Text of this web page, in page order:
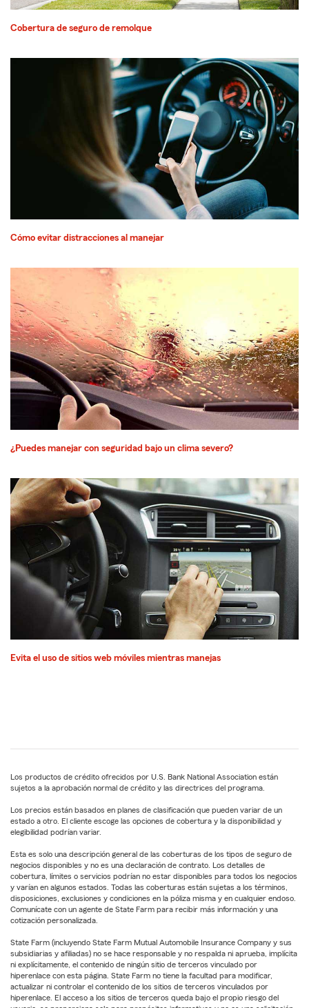
Cobertura de seguro de remolque
Cómo evitar distracciones al manejar
¿Puedes manejar con seguridad bajo un clima severo?
Evita el uso de sitios web móviles mientras manejas
Los productos de crédito ofrecidos por U.S. Bank National Association están
sujetos a la aprobación normal de crédito y las directrices del programa.
Los precios están basados en planes de clasificación que pueden variar de un
estado a otro. El cliente escoge las opciones de cobertura y la disponibilidad y
elegibilidad podrían variar.
Esta es solo una descripción general de las coberturas de los tipos de seguro de
negocios disponibles y no es una declaración de contrato. Los detalles de
cobertura, límites o servicios podrían no estar disponibles para todos los negocios
y varían en algunos estados. Todas las coberturas están sujetas a los términos,
disposiciones, exclusiones y condiciones en la póliza misma y en cualquier endoso.
Comunícate con un agente de State Farm para recibir más información y una
cotización personalizada.
State Farm (incluyendo State Farm Mutual Automobile Insurance Company y sus
subsidiarias y afiliadas) no se hace responsable y no respalda ni aprueba, implícita
ni explícitamente, el contenido de ningún sitio de terceros vinculado por
hiperenlace con esta página. State Farm no tiene la facultad para modificar,
actualizar ni controlar el contenido de los sitios de terceros vinculados por
hiperenlace. El acceso a los sitios de terceros queda bajo el propio riesgo del